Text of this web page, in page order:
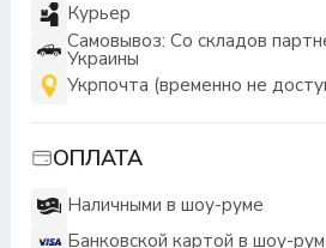
Курьер
Самовывоз: Со складов
Украины
Укрпочта (временно не
ОПЛАТА
Наличными в шоу-руме
Банковской картой в шоу-